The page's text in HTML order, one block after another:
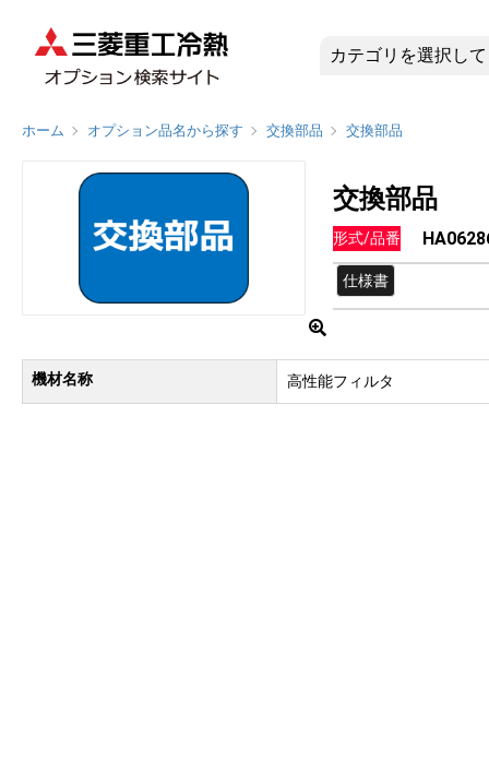
ホーム オプション品名から探す 交換部品 交換部品
交換部品
形式/品番
仕様書
機材名称 高性能フィルタ